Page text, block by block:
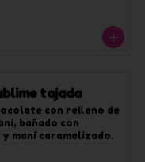
tajada
con relleno de
bañado con
maní caramelizado.